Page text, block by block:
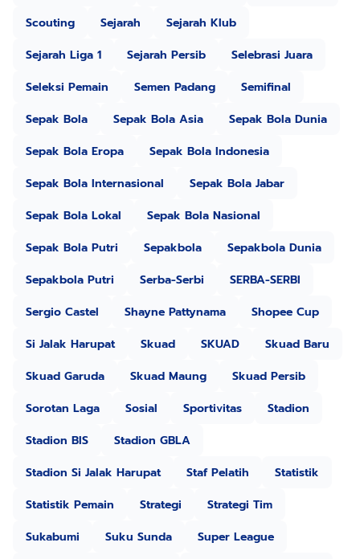
Scouting
Sejarah
Sejarah Klub
Sejarah Liga 1
Sejarah Persib
Selebrasi Juara
Seleksi Pemain
Semen Padang
Semifinal
Sepak Bola
Sepak Bola Asia
Sepak Bola Dunia
Sepak Bola Eropa
Sepak Bola Indonesia
Sepak Bola Internasional
Sepak Bola Jabar
Sepak Bola Lokal
Sepak Bola Nasional
Sepak Bola Putri
Sepakbola
Sepakbola Dunia
Sepakbola Putri
Serba-Serbi
SERBA-SERBI
Sergio Castel
Shayne Pattynama
Shopee Cup
Si Jalak Harupat
Skuad SKUAD
Skuad Baru
Skuad Garuda
Skuad Maung
Skuad Persib
Sorotan Laga
Sosial Sportivitas
Stadion
Stadion BIS
Stadion GBLA
Stadion Si Jalak Harupat
Staf Pelatih
Statistik
Statistik Pemain
Strategi
Strategi Tim
Sukabumi
Suku Sunda
Super League